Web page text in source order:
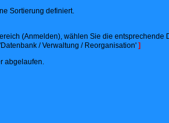
Sortierung definiert.
(Anmelden), wählen Sie die entsprechende
/ Verwaltung / Reorganisation' ]
abgelaufen.